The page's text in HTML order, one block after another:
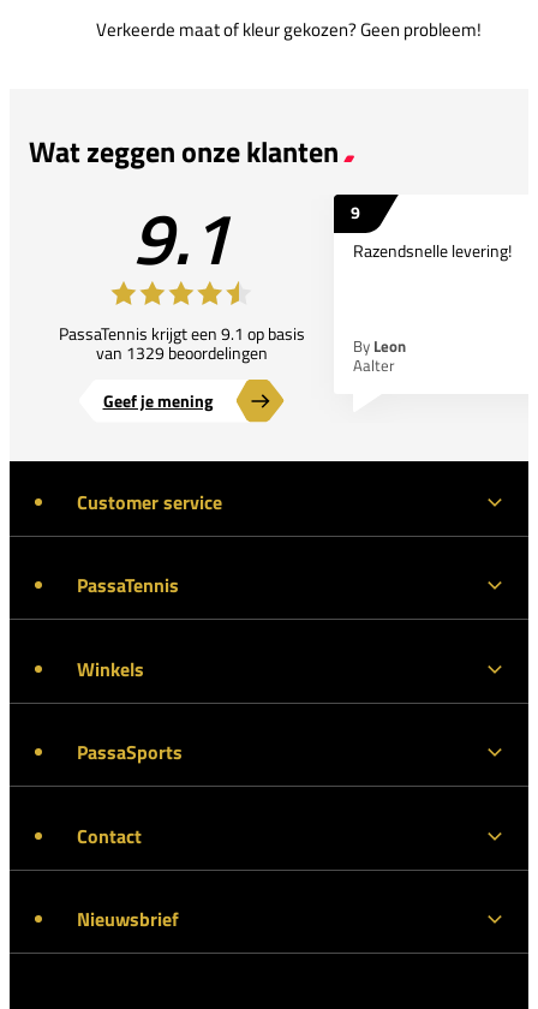
Verkeerde maat of kleur gekozen? Geen probleem!
Wat zeggen onze klanten
9.1
PassaTennis krijgt een 9.1 op basis
van 1329 beoordelingen
Geef je mening
9
Razendsnelle levering!
By Leon
Aalter
Customer service
PassaTennis
Winkels
PassaSports
Contact
Nieuwsbrief